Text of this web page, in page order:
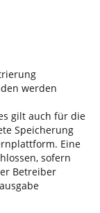
werden
gilt auch für die
Speicherung
Eine
sofern
Betreiber